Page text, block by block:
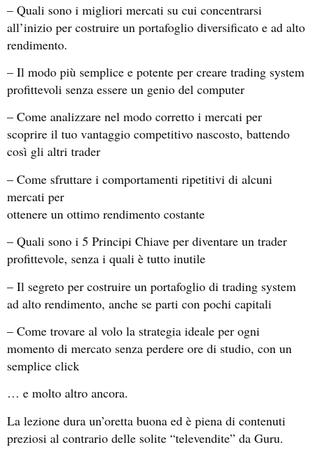
– Quali sono i migliori mercati su cui concentrarsi
all’inizio per costruire un portafoglio diversificato e ad alto
rendimento.
– Il modo più semplice e potente per creare trading system
profittevoli senza essere un genio del computer
– Come analizzare nel modo corretto i mercati per
scoprire il tuo vantaggio competitivo nascosto, battendo
così gli altri trader
– Come sfruttare i comportamenti ripetitivi di alcuni
mercati per
ottenere un ottimo rendimento costante
– Quali sono i 5 Principi Chiave per diventare un trader
profittevole, senza i quali è tutto inutile
– Il segreto per costruire un portafoglio di trading system
ad alto rendimento, anche se parti con pochi capitali
– Come trovare al volo la strategia ideale per ogni
momento di mercato senza perdere ore di studio, con un
semplice click
… e molto altro ancora.
La lezione dura un’oretta buona ed è piena di contenuti
preziosi al contrario delle solite “televendite” da Guru.